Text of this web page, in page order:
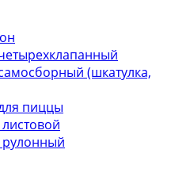
(шкатулка,
пиццы
рулонный